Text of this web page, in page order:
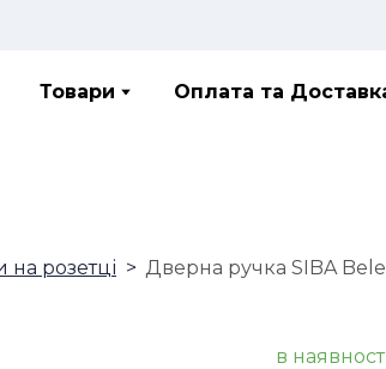
Товари Оплата та
на розетці Дверна ручка SIBA
в